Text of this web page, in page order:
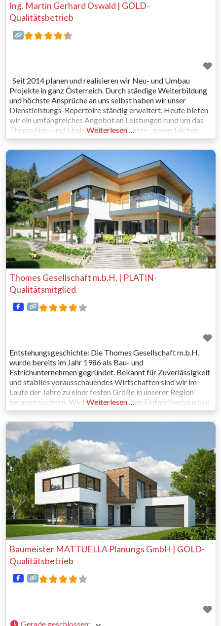
Ing. Martin Gerhard Oswald | GOLD-
Qualitätsbetrieb
Seit 2014 planen und realisieren wir Neu- und Umbau
Projekte in ganz Österreich. Durch ständige Weiterbildung
und höchste Ansprüche an uns selbst haben wir unser
Dienstleistungs-Repertoire ständig erweitert. Heute bieten
wir ein umfangreiches Angebot an Leistungen rund um das
Thema Neu- und Umbau für den Privaten-, gewerblichen-
und Industriebereich. Dabei garantieren wir eine faire
Preisgestaltung, sowie ein optimales Preis-
Leistungsverhältnis.
Weiterlesen …
Thomes Gesellschaft m.b.H. | PLATIN-
Qualitätsmitglied
Entstehungsgeschichte: Die Thomes Gesellschaft m.b.H.
wurde bereits im Jahr 1986 als Bau- und
Estrichunternehmen gegründet. Bekannt für Zuverlässigkeit
und stabiles vorausschauendes Wirtschaften sind wir im
Laufe der Jahre zu einer festen Größe in unserer Region
herangewachsen. Wir haben uns auf den Einfamilienhausbau
in jeder Ausbauphase spezialisiert und unterstützen Sie
gerne bei der Umsetzung ihres persönlichen Traumhauses.
Was machen wir? Unsere
Weiterlesen …
Baumeister MATTUELLA Planungs GmbH | GOLD-
Qualitätsbetrieb
Gerade geschlossen: